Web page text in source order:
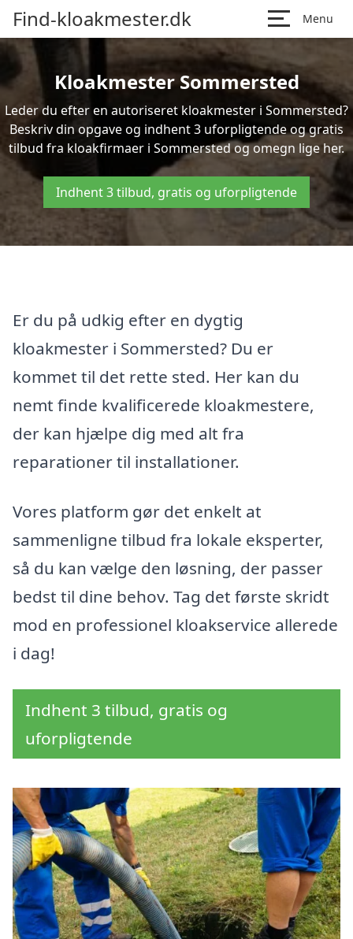
Find-kloakmester.dk Menu
Kloakmester Sommersted
Leder du efter en autoriseret kloakmester i Sommersted?
Beskriv din opgave og indhent 3 uforpligtende og gratis
tilbud fra kloakfirmaer i Sommersted og omegn lige her.
Indhent 3 tilbud, gratis og uforpligtende
Er du på udkig efter en dygtig
kloakmester i Sommersted? Du er
kommet til det rette sted. Her kan du
nemt finde kvalificerede kloakmestere,
der kan hjælpe dig med alt fra
reparationer til installationer.
Vores platform gør det enkelt at
sammenligne tilbud fra lokale eksperter,
så du kan vælge den løsning, der passer
bedst til dine behov. Tag det første skridt
mod en professionel kloakservice allerede
i dag!
Indhent 3 tilbud, gratis og
uforpligtende